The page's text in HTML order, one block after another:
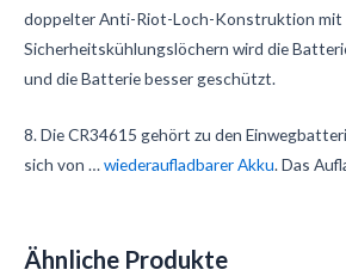
doppelter Anti-Riot-Loch-Konstruktion mit
Sicherheitskühlungslöchern wird die
und die Batterie besser geschützt.
8. Die CR34615 gehört zu den
sich von …wiederaufladbarer Akku. Das
Ähnliche Produkte